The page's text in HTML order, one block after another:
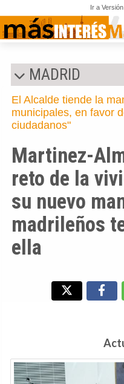
Ir a
MADRID
El Alcalde tiende la
municipales, en favor
ciudadanos"
Martinez-
reto de la
su nuevo
madrileños
ella